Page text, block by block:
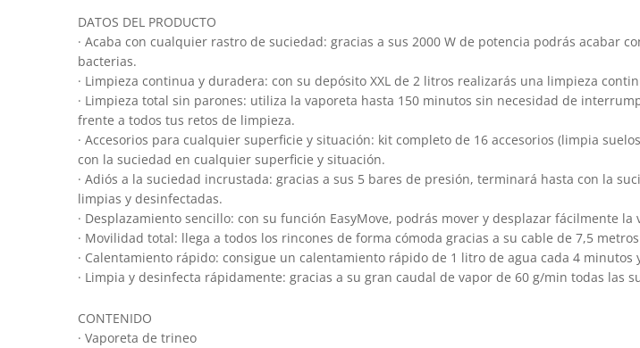
DATOS DEL PRODUCTO
· Acaba con cualquier rastro de suciedad: gracias a sus 2000 W de potencia podrás
bacterias.
· Limpieza continua y duradera: con su depósito XXL de 2 litros realizarás una limpieza
· Limpieza total sin parones: utiliza la vaporeta hasta 150 minutos sin necesidad de
frente a todos tus retos de limpieza.
· Accesorios para cualquier superficie y situación: kit completo de 16 accesorios (limpia
con la suciedad en cualquier superficie y situación.
· Adiós a la suciedad incrustada: gracias a sus 5 bares de presión, terminará hasta con la
limpias y desinfectadas.
· Desplazamiento sencillo: con su función EasyMove, podrás mover y desplazar fácilmente
· Movilidad total: llega a todos los rincones de forma cómoda gracias a su cable de 7,5
· Calentamiento rápido: consigue un calentamiento rápido de 1 litro de agua cada 4
· Limpia y desinfecta rápidamente: gracias a su gran caudal de vapor de 60 g/min todas las
CONTENIDO
· Vaporeta de trineo